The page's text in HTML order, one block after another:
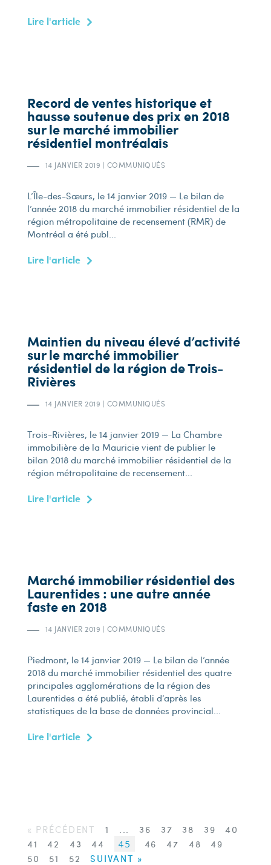
Lire l'article
Record de ventes historique et
hausse soutenue des prix en 2018
sur le marché immobilier
résidentiel montréalais
14 JANVIER 2019 | COMMUNIQUÉS
L’Île-des-Sœurs, le 14 janvier 2019 — Le bilan de
l’année 2018 du marché immobilier résidentiel de la
région métropolitaine de recensement (RMR) de
Montréal a été publ...
Lire l'article
Maintien du niveau élevé d’activité
sur le marché immobilier
résidentiel de la région de Trois-
Rivières
14 JANVIER 2019 | COMMUNIQUÉS
Trois-Rivières, le 14 janvier 2019 — La Chambre
immobilière de la Mauricie vient de publier le
bilan 2018 du marché immobilier résidentiel de la
région métropolitaine de recensement...
Lire l'article
Marché immobilier résidentiel des
Laurentides : une autre année
faste en 2018
14 JANVIER 2019 | COMMUNIQUÉS
Piedmont, le 14 janvier 2019 — Le bilan de l’année
2018 du marché immobilier résidentiel des quatre
principales agglomérations de la région des
Laurentides a été publié, établi d’après les
statistiques de la base de données provincial...
Lire l'article
« PRÉCÉDENT 1 ... 36 37 38 39
40
41
42 43 44 45 46 47 48
49
50
51 52 SUIVANT »